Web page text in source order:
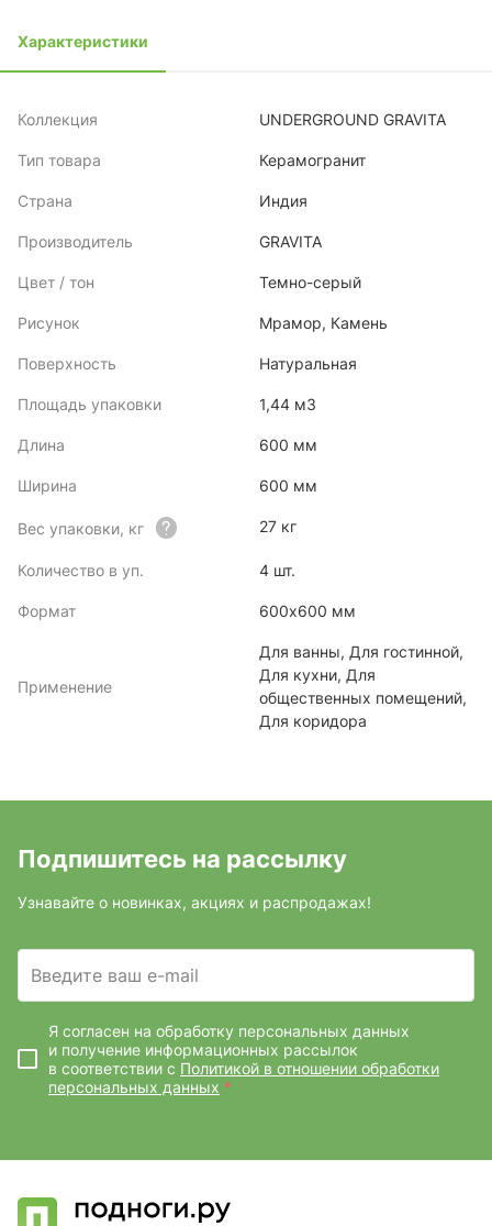
Характеристики
Коллекция UNDERGROUND GRAVITA
Тип товара Керамогранит
Страна Индия
Производитель GRAVITA
Цвет / тон Темно-серый
Рисунок Мрамор, Камень
Поверхность Натуральная
Площадь упаковки 1,44 м3
Длина 600 мм
Ширина 600 мм
Вес упаковки, кг 27 кг
Количество в уп. 4 шт.
Формат 600x600 мм
Применение
Для ванны, Для гостинной,
Для кухни, Для
общественных помещений,
Для коридора
Подпишитесь на рассылку
Узнавайте о новинках, акциях и распродажах!
Введите ваш e-mail
Я согласен на обработку персональных данных
и получение информационных рассылок
в соответствии с Политикой в отношении обработки
персональных данных *